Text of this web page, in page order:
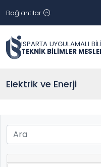
Bağlantılar
ISPARTA UYGULAMALI
TEKNİK BİLİMLER
Elektrik ve Enerji